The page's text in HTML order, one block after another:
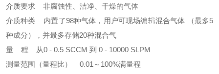
介质要求 非腐蚀性、洁净、干燥的气体
介质种类 内置了98种气体，用户可现场编辑混合气体 （最多5
种成分），并最多存储20种混合气
量 程 从0 - 0.5 SCCM 到 0 - 10000 SLPM
测量范围（量程比） 0.01～100%满量程